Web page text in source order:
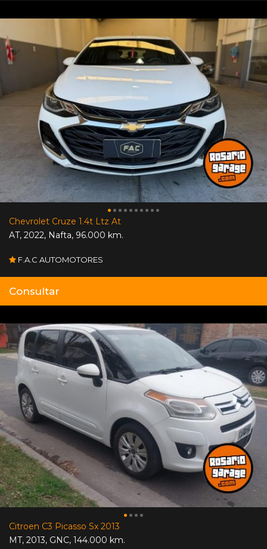
Chevrolet Cruze 1.4t Ltz At
AT, 2022, Nafta, 96.000 km.
F.A.C AUTOMOTORES
Consultar
Citroen C3 Picasso Sx 2013
MT, 2013, GNC, 144.000 km.